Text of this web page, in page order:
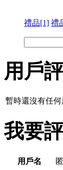
禮品[1] 禮
用戶
暫時還沒有任
我要
用戶名